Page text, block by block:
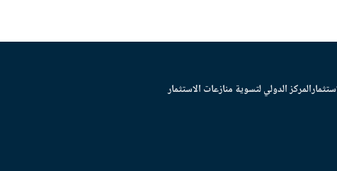
المركز الدولي لتسوية منازعات الاستثمار